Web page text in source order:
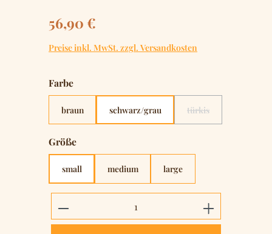
Regulärer Preis:
56,90 €
Preise inkl. MwSt. zzgl. Versandkosten
Farbeauswählen
braun schwarz/grau türkis
(Diese Option ist
Größeauswählen
small medium large
Produkt Anzahl: Gib den